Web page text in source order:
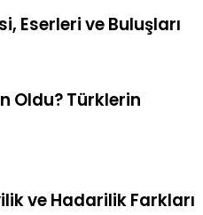
Eserleri ve Buluşları
Oldu? Türklerin
ve Hadarilik Farkları